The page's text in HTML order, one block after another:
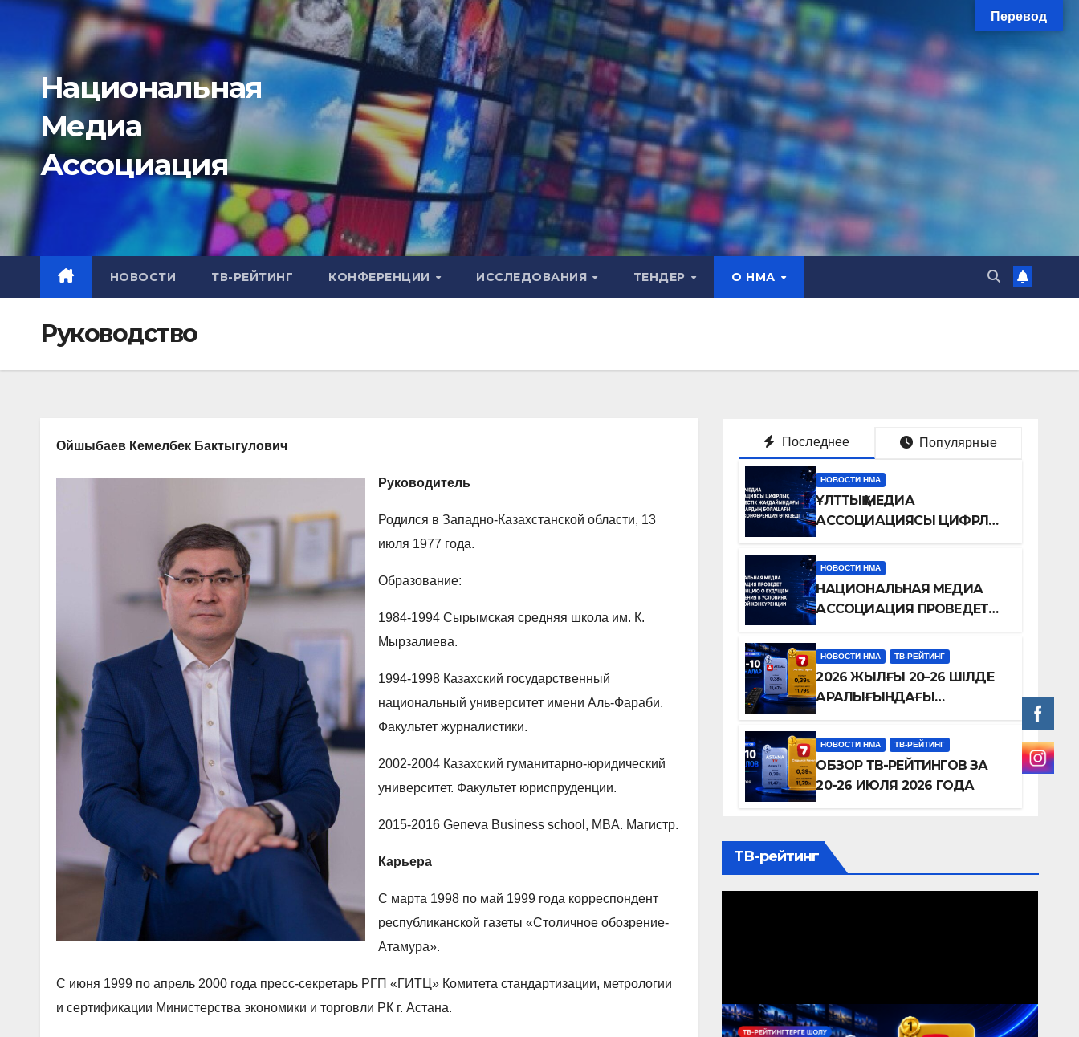
Перейти
содержимому
Национальная
Медиа
Ассоциация
НОВОСТИ ТВ-РЕЙТИНГ КОНФЕРЕНЦИИ ИССЛЕДОВАНИЯ ТЕНДЕР О НМА
Руководство
Ойшыбаев Кемелбек Бактыгулович
Руководитель
Родился в Западно-Казахстанской области, 13
июля 1977 года.
Образование:
1984-1994 Сырымская средняя школа им. К.
Мырзалиева.
1994-1998 Казахский государственный
национальный университет имени Аль-Фараби.
Факультет журналистики.
2002-2004 Казахский гуманитарно-юридический
университет. Факультет юриспруденции.
2015-2016 Geneva Business school, MBA. Магистр.
Карьера
С марта 1998 по май 1999 года корреспондент
республиканской газеты «Столичное обозрение-
Атамура».
С июня 1999 по апрель 2000 года пресс-секретарь РГП «ГИТЦ» Комитета стандартизации, метрологии
и сертификации Министерства экономики и торговли РК г. Астана.
Последнее Популярные
НОВОСТИ НМА
ҰЛТТЫҚ МЕДИА
АССОЦИАЦИЯСЫ ЦИФРЛЫҚ
ЖАҒДАЙЫНДАҒЫ
ТЕЛЕДИДАРДЫҢ
БОЛАШАҒЫ ТУРАЛЫ
КОНФЕРЕНЦИЯ ӨТКІЗЕДІ
НОВОСТИ НМА
НАЦИОНАЛЬНАЯ МЕДИА
АССОЦИАЦИЯ ПРОВЕДЕТ
БУДУЩЕМ ТЕЛЕВИДЕНИЯ В
УСЛОВИЯХ ЦИФРОВОЙ
КОНКУРЕНЦИИ
НОВОСТИ НМА ТВ-РЕЙТИНГ
2026 ЖЫЛҒЫ 20–26 ШІЛДЕ
АРАЛЫҒЫНДАҒЫ
ШОЛУ
НОВОСТИ НМА ТВ-РЕЙТИНГ
ОБЗОР ТВ-РЕЙТИНГОВ ЗА
20-26 ИЮЛЯ 2026 ГОДА
ТВ-рейтинг
Перевод